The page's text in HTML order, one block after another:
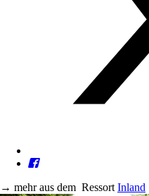
→ mehr aus dem Ressort Inland